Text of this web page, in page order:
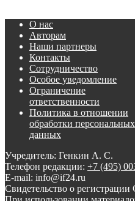
О нас
Авторам
Наши партнеры
Контакты
Сотрудничество
Особое уведомление
Ограничение
ответственности
Политика в отношении
обработки персональных
данных
Учредитель: Генкин А. С.
Телефон редакции: +7 (495)
E-mail: info@if24.ru
Свидетельство о